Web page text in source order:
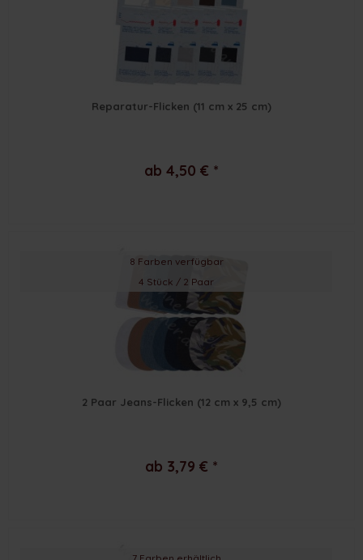
Reparatur-Flicken (11 cm x 25 cm)
ab 4,50 € *
8 Farben verfügbar
4 Stück / 2 Paar
2 Paar Jeans-Flicken (12 cm x 9,5 cm)
ab 3,79 € *